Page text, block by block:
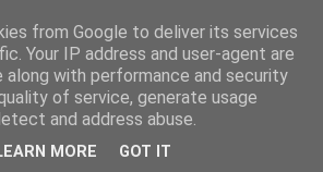
from Google to deliver its services
Your IP address and user-agent are
along with performance and security
of service, generate usage
and address abuse.
MORE GOT IT